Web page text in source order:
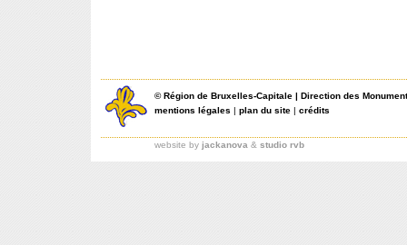
©Région de Bruxelles-Capitale | Direction des
mentions légales | plan du site | crédits
website by jackanova & studio rvb